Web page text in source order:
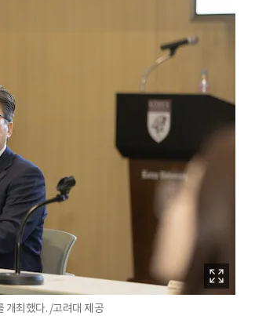
개최했다. /고려대 제공